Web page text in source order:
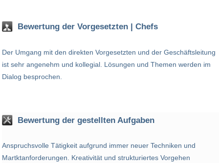
Bewertung der Vorgesetzten | Chefs
Der Umgang mit den direkten Vorgesetzten und der Geschäftsleitung
ist sehr angenehm und kollegial. Lösungen und Themen werden im
Dialog besprochen.
Bewertung der gestellten Aufgaben
Anspruchsvolle Tätigkeit aufgrund immer neuer Techniken und
Martktanforderungen. Kreativität und strukturiertes Vorgehen